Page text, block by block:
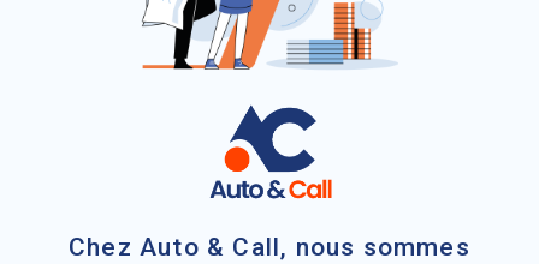
Chez Auto & Call, nous sommes